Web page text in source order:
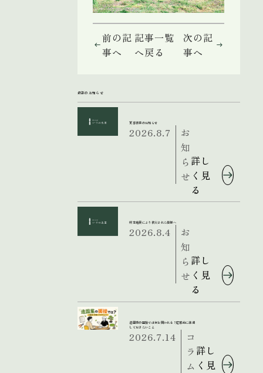
前の記
事へ
記事一覧
へ戻る
次の記
事へ
最新のお知らせ
夏季休業のお知らせ
2026.8.7
お
知
ら
せ
詳し
く見
る
熊本地震により被災された皆様へ
2026.8.4
お
知
ら
せ
詳し
く見
る
造園業の面接では何を聞かれる？応募前に準備
しておきたいこと
2026.7.14
コ
ラ
ム
詳し
く見